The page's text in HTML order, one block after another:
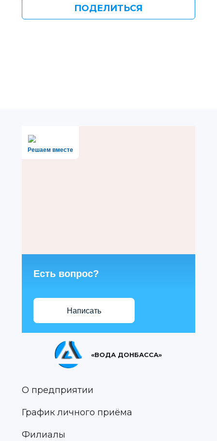
ПОДЕЛИТЬСЯ
Решаем вместе
Есть вопрос?
Написать
«ВОДА ДОНБАССА»
О предприятии
График личного приёма
Филиалы